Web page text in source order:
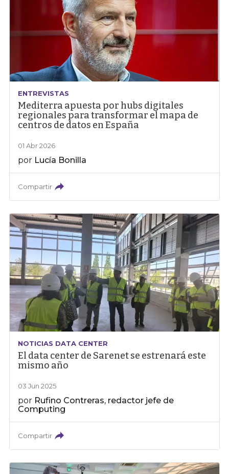
ENTREVISTAS
Mediterra apuesta por hubs digitales
regionales para transformar el mapa de
centros de datos en España
01 Abr 2026
por Lucía Bonilla
Compartir
NOTICIAS DATA CENTER
El data center de Sarenet se estrenará este
mismo año
03 Jun 2025
por Rufino Contreras, redactor jefe de
Computing
Compartir